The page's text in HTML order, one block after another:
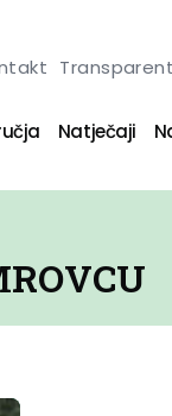
Natječaji